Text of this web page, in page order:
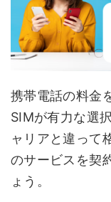
携帯電話の料金
SIMが有力な選
ャリアと違って
のサービスを契
ょう。